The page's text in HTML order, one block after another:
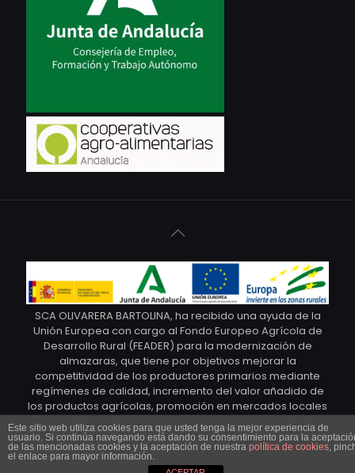
SCA OLIVARERA BARTOLINA, ha recibido una ayuda de la
Unión Europea con cargo al Fondo Europeo Agrícola de
Desarrollo Rural (FEADER) para la modernización de
almazaras, que tiene por objetivos mejorar la
competitividad de los productores primarios mediante
regímenes de calidad, incremento del valor añadido de
los productos agrícolas, promoción en mercados locales
y agrupaciones y organizaciones de productores y
organizaciones profesionales. © Cooperativa Olivarera
Bartolina. Marca Torre de Oliva. 2021
Este sitio web utiliza cookies para que usted tenga la mejor experiencia de
usuario. Si continúa navegando está dando su consentimiento para la
de las mencionadas cookies y la aceptación de nuestra política de cookies,
el enlace para mayor información.